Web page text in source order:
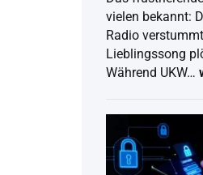
vielen bekannt:
Radio
Lieblingssong
Während UKW…
Kompletter
Ratgeber
für